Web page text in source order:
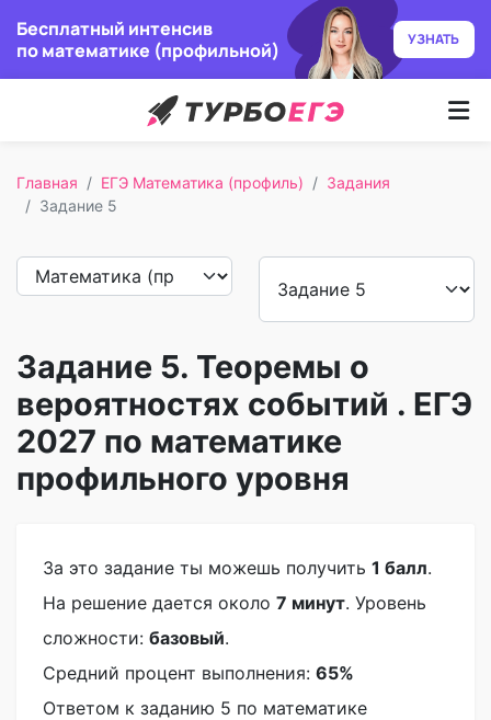
Бесплатный интенсив
по математике (профильной)
УЗНАТЬ
Как учим
Преподаватели
Отзывы
Записаться
Бесплатный курс
Главная ЕГЭ Математика (профиль)
Задания
Задание 5
Задание 5. Теоремы о
вероятностях событий . ЕГЭ
2027 по математике
профильного уровня
За это задание ты можешь получить 1 балл.
На решение дается около 7 минут. Уровень
сложности: базовый.
Средний процент выполнения: 65%
Ответом к заданию 5 по математике